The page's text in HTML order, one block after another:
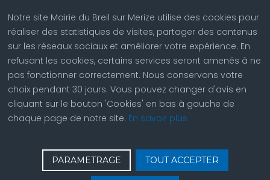
Notre site Mairie du Breil sur Merize utilise des cookies pour
réaliser des statistiques de visites, partager des contenus
sur les réseaux sociaux et améliorer votre expérience. En
refusant les cookies, certains services seront amenés à ne
pas fonctionner correctement. Nous conservons votre
choix pendant 30 jours. Vous pouvez changer d'avis en
cliquant sur le bouton 'Cookies' en bas à gauche de
chaque page de notre site. En savoir plus
PARAMETRAGE TOUT ACCEPTER
Contactez nous | © Copyright 2023 |Plan du site|
Réalisation du site parABC Site Web| Seconnecter| Accès